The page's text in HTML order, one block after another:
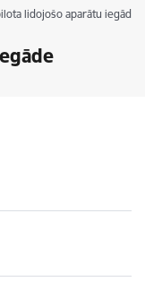
lidojošo aparātu iegāde